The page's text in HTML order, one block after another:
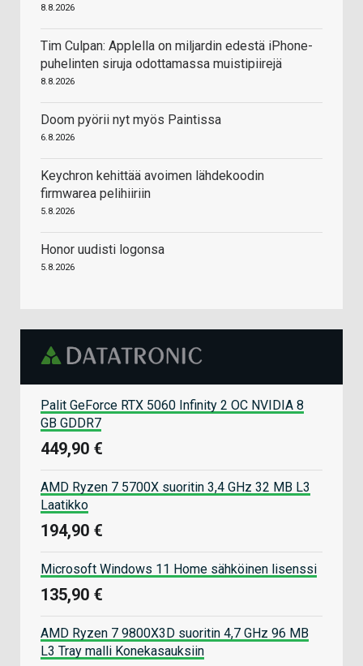
8.8.2026
Tim Culpan: Applella on miljardin edestä iPhone-
puhelinten siruja odottamassa muistipiirejä
8.8.2026
Doom pyörii nyt myös Paintissa
6.8.2026
Keychron kehittää avoimen lähdekoodin
firmwarea pelihiiriin
5.8.2026
Honor uudisti logonsa
5.8.2026
Palit GeForce RTX 5060 Infinity 2 OC NVIDIA 8
GB GDDR7
449,90 €
AMD Ryzen 7 5700X suoritin 3,4 GHz 32 MB L3
Laatikko
194,90 €
Microsoft Windows 11 Home sähköinen lisenssi
135,90 €
AMD Ryzen 7 9800X3D suoritin 4,7 GHz 96 MB
L3 Tray malli Konekasauksiin